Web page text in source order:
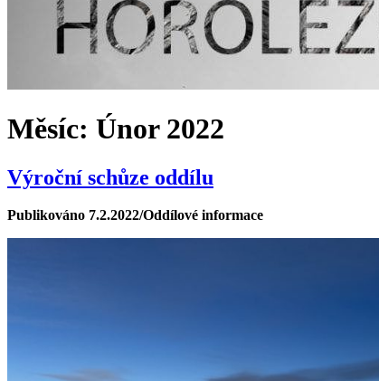
Měsíc: Únor 2022
Výroční schůze oddílu
Publikováno 7.2.2022/Oddílové informace